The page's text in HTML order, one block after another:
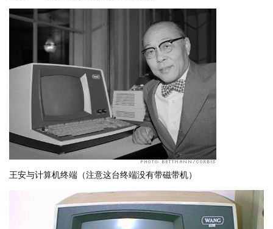
王安与计算机终端（注意这台终端没有带磁带机）